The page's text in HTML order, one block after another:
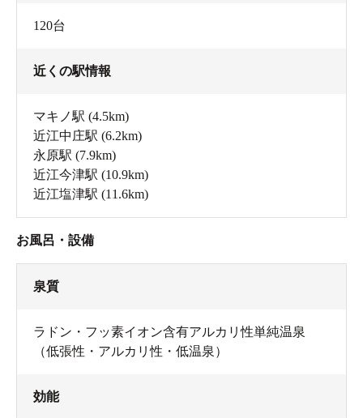
120台
近くの駅情報
マキノ駅 (4.5km)
近江中庄駅 (6.2km)
永原駅 (7.9km)
近江今津駅 (10.9km)
近江塩津駅 (11.6km)
お風呂・設備
泉質
ラドン・フッ素イオン含有アルカリ性単純温泉
（低張性・アルカリ性・低温泉）
効能